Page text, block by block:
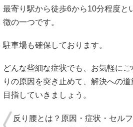
最寄り駅から徒歩6から10分程度と
徴の一つです。
駐車場も確保しております。
どんな些細な症状でも、お気軽に
りの原因を突き止めて、解決への
目指していきましょう。
反り腰とは？原因・症状・セル